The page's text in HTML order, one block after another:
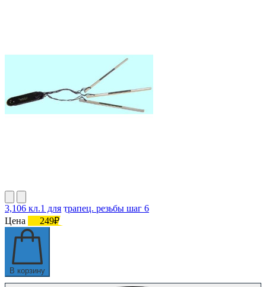
3,106 кл.1 для трапец. резьбы шаг 6
Цена
249₽
В корзину